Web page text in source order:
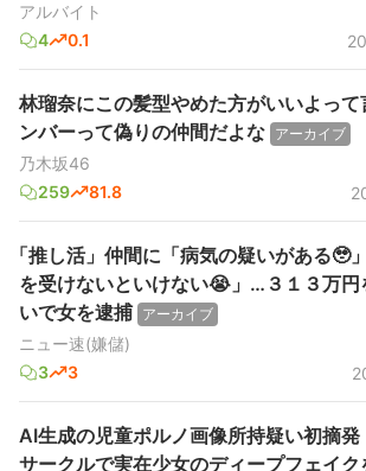
アルバイト
4
0.1
林瑠奈にこの髪型やめた方がいいよって
ンバーって偽りの仲間だよな アーカイブ
乃木坂46
259
81.8
「推し活」仲間に「病気の疑いがある🥹
を受けないといけない😭」…３１３万円
いで女を逮捕 アーカイブ
ニュー速(嫌儲)
3
3
AI生成の児童ポルノ画像所持疑い初
サークルで実在少女のディープフェイ